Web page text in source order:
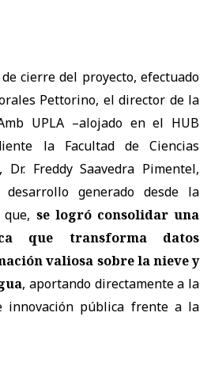
cierre del proyecto, efectuado
Pettorino, el director de la
UPLA –alojado en el HUB
la Facultad de Ciencias
Dr. Freddy Saavedra Pimentel,
generado desde la
se logró consolidar una
que transforma datos
valiosa sobre la nieve y
, aportando directamente a la
innovación pública frente a la